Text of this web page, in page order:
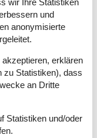
sich an der
großer Strand
Hauptsaison im Juli
des Tages
kein
Erlebnisbad
Spaß im Wasser
Großen Belt zur
steht, angeboten.
wir Ihre Statistiken
und
anonymisierte
erklären
zu Statistiken), dass
an Dritte
Statistiken und/oder